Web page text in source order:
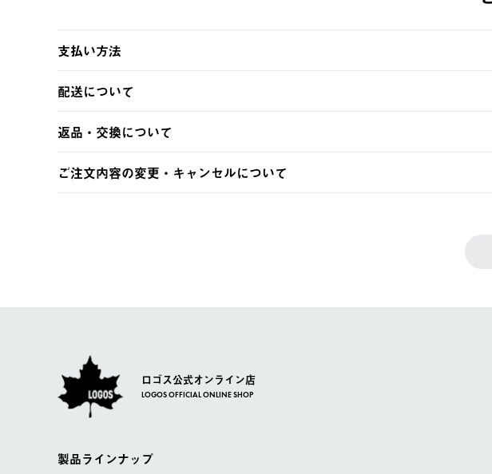
支払い方法
・クレジットカード決済
・Pay-easy決済
配送について
ご注文・ご入金完了より2営業日以内に商品を発送いたします。
※予約販売・長期連休期間中のご注文は除く（別途スケジュールをご案内いたします。
返品・交換について
ご注文内容の変更・キャンセルについて
ロゴス公式オンライン店
LOGOS OFFICIAL ONLINE SHOP
製品ラインナップ